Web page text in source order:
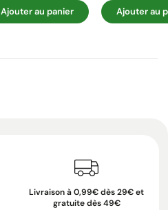
Ajouter au panier Ajouter au
Livraison à 0,99€ dès 29€ et
gratuite dès 49€